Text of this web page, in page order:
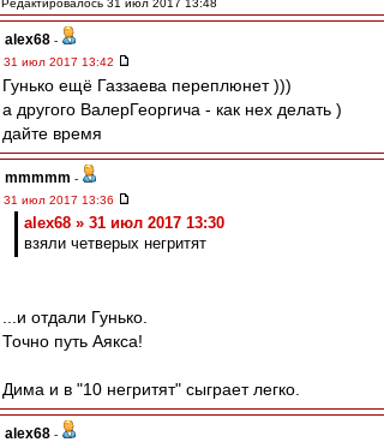
Редактировалось 31 июл 2017 13:48
alex68 -
31 июл 2017 13:42
Гунько ещё Газзаева переплюнет )))
а другого ВалерГеоргича - как нех делать )
дайте время
mmmmm -
31 июл 2017 13:36
alex68 » 31 июл 2017 13:30
взяли четверых негритят
...и отдали Гунько.
Точно путь Аякса!
Дима и в "10 негритят" сыграет легко.
alex68 -